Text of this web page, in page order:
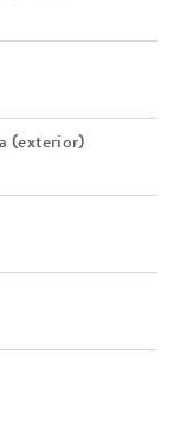
(exterior)